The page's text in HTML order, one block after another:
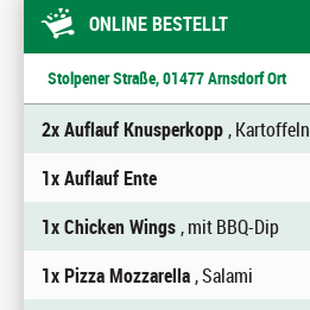
ONLINE BESTELLT
Stolpener Straße, 01477 Arnsdorf Ort
2x Auflauf Knusperkopp, Kartoffeln
1x Auflauf Ente
1x Chicken Wings, mit BBQ-Dip
1x Pizza Mozzarella, Salami